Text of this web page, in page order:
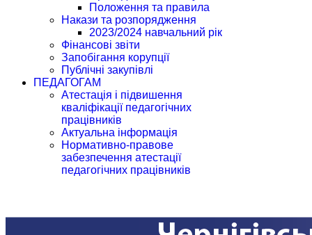
Положення та правила
Накази та розпорядження
2023/2024 навчальний рік
Фінансові звіти
Запобігання корупції
Публічні закупівлі
ПЕДАГОГАМ
Атестація і підвишення
кваліфікації педагогічних
працівників
Актуальна інформація
Нормативно-правове
забезпечення атестації
педагогічних працівників